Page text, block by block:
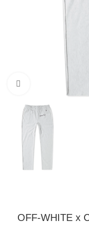
OFF-WHITE x